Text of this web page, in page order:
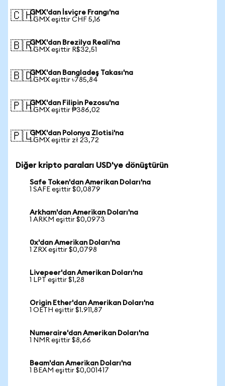
🇨🇭GMX'dan İsviçre Frangı'na
1 GMX eşittir CHF 5,16
🇧🇷GMX'dan Brezilya Reali'na
1 GMX eşittir R$32,51
🇧🇩GMX'dan Bangladeş Takası'na
1 GMX eşittir ৳785,84
🇵🇭GMX'dan Filipin Pezosu'na
1 GMX eşittir ₱386,02
🇵🇱GMX'dan Polonya Zlotisi'na
1 GMX eşittir zł 23,72
Diğer kripto paraları USD'ye dönüştürün
Safe Token'dan Amerikan Doları'na
1 SAFE eşittir $0,0879
Arkham'dan Amerikan Doları'na
1 ARKM eşittir $0,0973
0x'dan Amerikan Doları'na
1 ZRX eşittir $0,0798
Livepeer'dan Amerikan Doları'na
1 LPT eşittir $1,28
Origin Ether'dan Amerikan Doları'na
1 OETH eşittir $1.911,87
Numeraire'dan Amerikan Doları'na
1 NMR eşittir $8,66
Beam'dan Amerikan Doları'na
1 BEAM eşittir $0,001417